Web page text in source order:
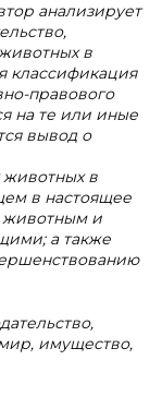
анализирует
в
классификация
правового
на те или иные
вывод о
животных в
в настоящее
животным и
а также
имущество,